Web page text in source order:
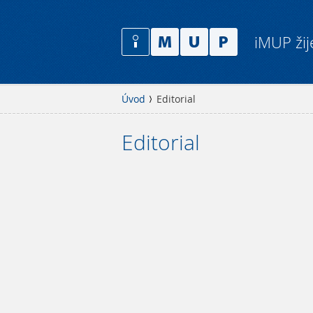
iMUP
Úvod Editorial
Editorial